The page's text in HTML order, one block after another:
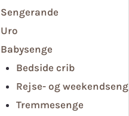
Sengerande
Uro
Babysenge
Bedside crib
Rejse- og weekendseng
Tremmesenge